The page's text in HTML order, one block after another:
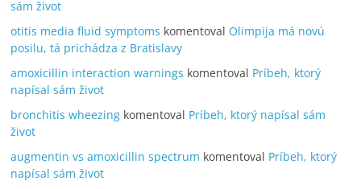
sám život
otitis media fluid symptoms komentoval Olimpija má novú
posilu, tá prichádza z Bratislavy
amoxicillin interaction warnings komentoval Príbeh, ktorý
napísal sám život
bronchitis wheezing komentoval Príbeh, ktorý napísal sám
život
augmentin vs amoxicillin spectrum komentoval Príbeh, ktorý
napísal sám život